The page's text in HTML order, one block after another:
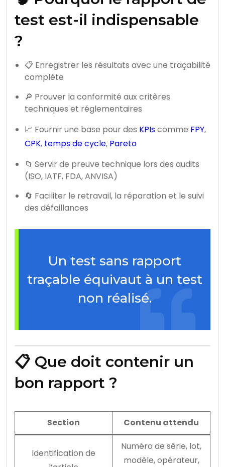
test est-il indispensable
?
📋 Enregistrer les résultats avec une traçabilité
complète
🔎 Prouver la conformité aux critères
techniques et réglementaires
📈 Fournir une base pour des KPIscomme FPY,
CPK, temps de cycle, Pareto
📁 Servir de preuve technique lors des audits
(ISO, IATF, FDA, ANVISA)
🔄 Faciliter le retravail, la réparation et le suivi
des défaillances
Un test sans rapport
traçable équivaut à un test
non réalisé.
📋 Que doit contenir un
bon rapport ?
Section Contenu attendu
Identification de
Numéro de série, lot,
modèle, opérateur,